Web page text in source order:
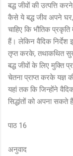
बद्ध जीवों की उत्पत्ति
कैसे ये बद्ध जीव अपने
चाहिए कि भौतिक
हैं। लेकिन वैदिक निर्देश
तृप्त करके, तथाकथित
बद्ध जीवों के लिए मुक्ति
चेतना प्राप्त करके यज्ञ
यहां तक ​​कि जिन्होंने
सिद्धांतों को अपना सकते
पाठ 16
अनुवाद